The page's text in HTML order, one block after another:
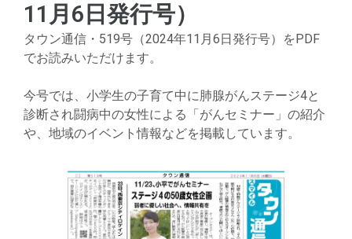
11月6日発行号）
タウン通信・519号（2024年11月6日発行号）をPDF
でお読みいただけます。
今号では、小学生の子育て中に肺腺がんステージ4と
診断され闘病中の女性による「がんセミナー」の紹介
や、地域のイベント情報などを掲載しています。